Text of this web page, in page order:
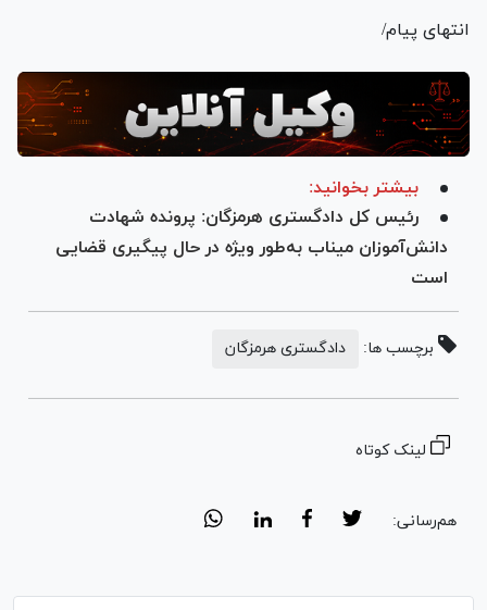
انتهای پیام/
بیشتر بخوانید:
رئیس کل دادگستری هرمزگان: پرونده شهادت
دانش‌آموزان میناب به‌طور ویژه در حال پیگیری قضایی
است
برچسب ها: دادگستری هرمزگان
لینک کوتاه
هم‌رسانی: